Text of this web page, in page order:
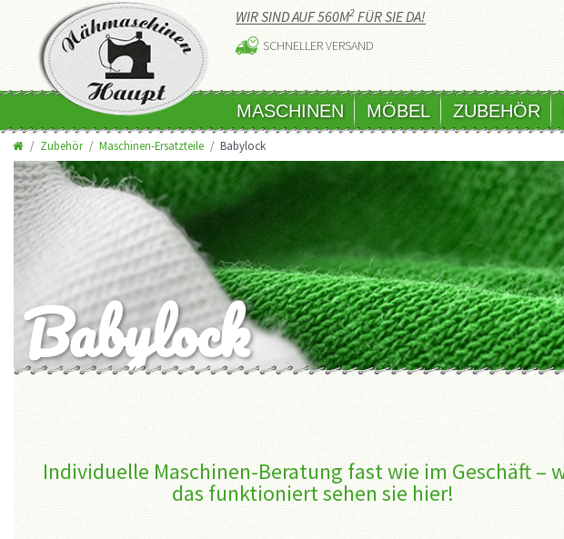
WIR SIND AUF 560M2 FÜR SIE DA!
SCHNELLER VERSAND
MASCHINEN MÖBEL ZUBEHÖR
Zubehör Maschinen-Ersatzteile Babylock
Babylock
Individuelle Maschinen-Beratung fast wie im Geschäft –
das funktioniert sehen sie hier!